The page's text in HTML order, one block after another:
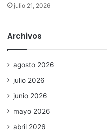
julio 21, 2026
Archivos
agosto 2026
julio 2026
junio 2026
mayo 2026
abril 2026